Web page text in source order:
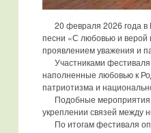
20 февраля 2026 года в
песни «С любовью и верой
проявлением уважения и
Участниками фестиваля
наполненные любовью к
патриотизма и
Подобные мероприятия
укреплении связей между
По итогам фестиваля